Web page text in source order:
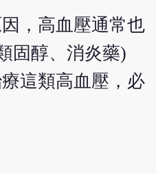
，高血壓通常也
固醇、消炎藥)
這類高血壓，必